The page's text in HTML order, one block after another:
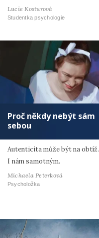
Lucie Kosturová
Studentka psychologie
Proč někdy nebýt sám
sebou
Autenticita může být na obtíž.
I nám samotným.
Michaela Peterková
Psycholožka